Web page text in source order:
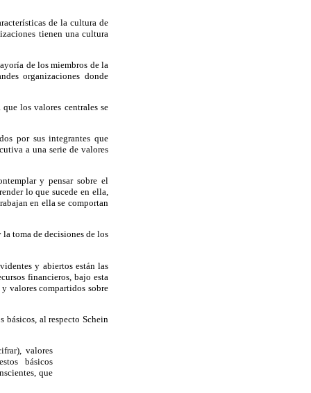
de la cultura de
tienen una cultura
de los miembros de la
organizaciones donde
los valores centrales se
por sus integrantes que
a una serie de valores
y pensar sobre el
lo que sucede en ella,
en ella se comportan
toma de decisiones de los
y abiertos están las
financieros, bajo esta
valores compartidos sobre
básicos, al respecto Schein
valores
básicos
que